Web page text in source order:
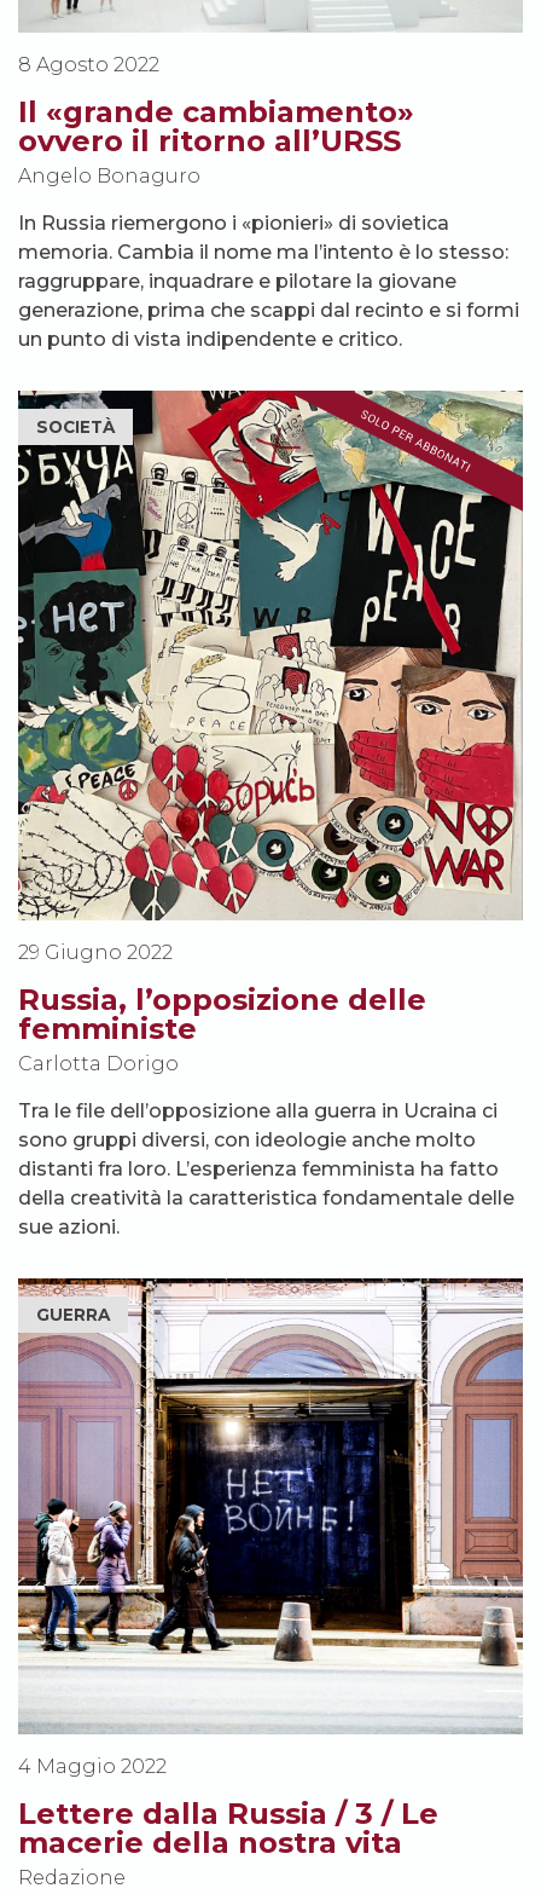
8 Agosto 2022
Il «grande cambiamento»
ovvero il ritorno all’URSS
Angelo Bonaguro
In Russia riemergono i «pionieri» di sovietica
memoria. Cambia il nome ma l’intento è lo stesso:
raggruppare, inquadrare e pilotare la giovane
generazione, prima che scappi dal recinto e si formi
un punto di vista indipendente e critico.
SOCIETÀ
29 Giugno 2022
Russia, l’opposizione delle
femministe
Carlotta Dorigo
Tra le file dell’opposizione alla guerra in Ucraina ci
sono gruppi diversi, con ideologie anche molto
distanti fra loro. L’esperienza femminista ha fatto
della creatività la caratteristica fondamentale delle
sue azioni.
GUERRA
4 Maggio 2022
Lettere dalla Russia / 3 / Le
macerie della nostra vita
Redazione